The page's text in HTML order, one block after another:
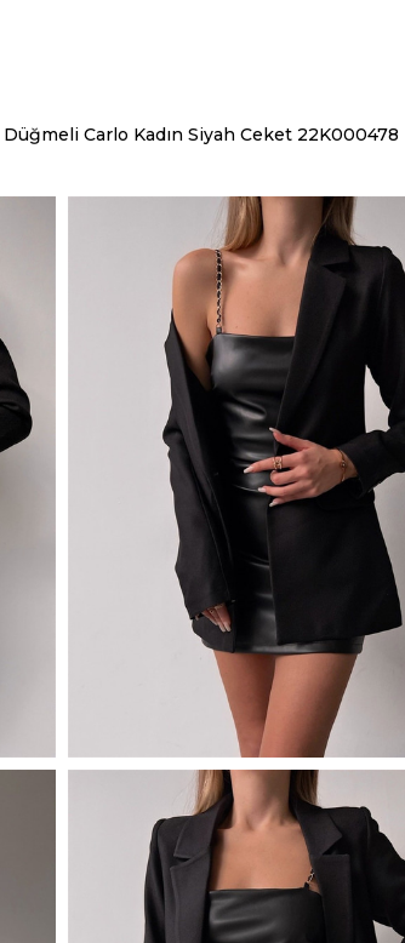
Carlo Kadın Siyah Ceket 22K000478